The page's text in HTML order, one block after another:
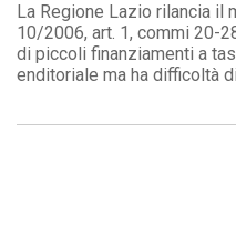
La Regione Lazio rilancia il
10/2006, art. 1, commi 20-
di piccoli finanziamenti a
enditoriale ma ha difficoltà